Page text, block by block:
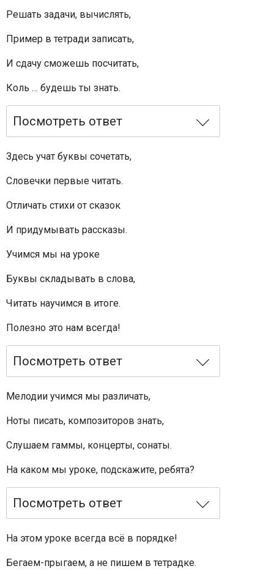
Решать задачи, вычислять,
Пример в тетради записать,
И сдачу сможешь посчитать,
Коль … будешь ты знать.
Посмотреть ответ
Здесь учат буквы сочетать,
Словечки первые читать.
Отличать стихи от сказок
И придумывать рассказы.
Учимся мы на уроке
Буквы складывать в слова,
Читать научимся в итоге.
Полезно это нам всегда!
Посмотреть ответ
Мелодии учимся мы различать,
Ноты писать, композиторов знать,
Слушаем гаммы, концерты, сонаты.
На каком мы уроке, подскажите, ребята?
Посмотреть ответ
На этом уроке всегда всё в порядке!
Бегаем-прыгаем, а не пишем в тетрадке.